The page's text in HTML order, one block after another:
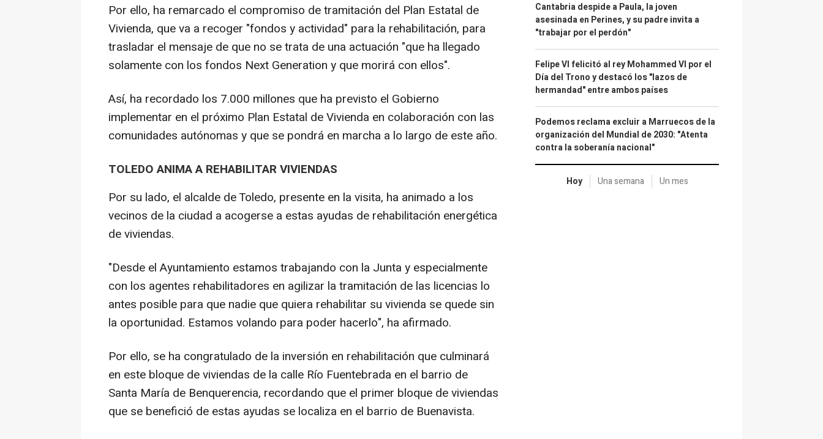
Por ello, ha remarcado el compromiso de tramitación del Plan Estatal de
Vivienda, que va a recoger "fondos y actividad" para la rehabilitación, para
trasladar el mensaje de que no se trata de una actuación "que ha llegado
solamente con los fondos Next Generation y que morirá con ellos".
Así, ha recordado los 7.000 millones que ha previsto el Gobierno
implementar en el próximo Plan Estatal de Vivienda en colaboración con las
comunidades autónomas y que se pondrá en marcha a lo largo de este año.
TOLEDO ANIMA A REHABILITAR VIVIENDAS
Por su lado, el alcalde de Toledo, presente en la visita, ha animado a los
vecinos de la ciudad a acogerse a estas ayudas de rehabilitación energética
de viviendas.
"Desde el Ayuntamiento estamos trabajando con la Junta y especialmente
con los agentes rehabilitadores en agilizar la tramitación de las licencias lo
antes posible para que nadie que quiera rehabilitar su vivienda se quede sin
la oportunidad. Estamos volando para poder hacerlo", ha afirmado.
Por ello, se ha congratulado de la inversión en rehabilitación que culminará
en este bloque de viviendas de la calle Río Fuentebrada en el barrio de
Santa María de Benquerencia, recordando que el primer bloque de viviendas
que se benefició de estas ayudas se localiza en el barrio de Buenavista.
Cantabria despide a Paula, la joven
asesinada en Perines, y su padre invita a
"trabajar por el perdón"
Felipe VI felicitó al rey Mohammed VI por el
Día del Trono y destacó los "lazos de
hermandad" entre ambos países
Podemos reclama excluir a Marruecos de la
organización del Mundial de 2030: "Atenta
contra la soberanía nacional"
Hoy Una semana Un mes